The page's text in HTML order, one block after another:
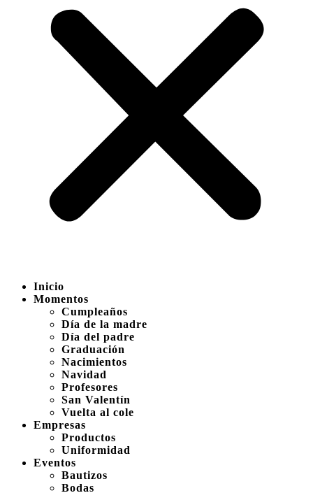
Inicio
Momentos
Cumpleaños
Día de la madre
Día del padre
Graduación
Nacimientos
Navidad
Profesores
San Valentín
Vuelta al cole
Empresas
Productos
Uniformidad
Eventos
Bautizos
Bodas